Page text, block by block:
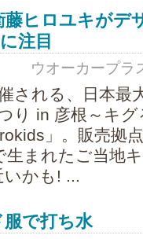
藤ヒロユキがデ
注目
ウオーカープラ
される、日本最
り in 彦根～キ
」。販売拠
まれたご当地
いかも! ...
服で打ち水